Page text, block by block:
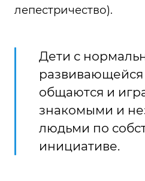
лепестричество).
Дети с
общаются и
знакомыми и
людьми по
инициативе.